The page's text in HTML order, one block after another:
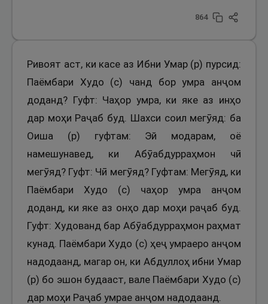
864
Ривоят аст, ки касе аз Ибни Умар (р) пурсид:
Паёмбари Худо (с) чанд бор умра анҷом
доданд? Гуфт: Чаҳор умра, ки яке аз инҳо
дар моҳи Раҷаб буд. Шахси соил мегӯяд: ба
Оиша (р) гуфтам: Эй модарам, оё
намешунавед, ки Абӯабдурраҳмон чӣ
мегӯяд? Гуфт: Чӣ мегӯяд? Гуфтам: Мегӯяд, ки
Паёмбари Худо (с) чаҳор умра анҷом
доданд, ки яке аз онҳо дар моҳи раҷаб буд.
Гуфт: Худованд бар Абӯабдурраҳмон раҳмат
кунад. Паёмбари Худо (с) ҳеҷ умраеро анҷом
надодаанд, магар он, ки Абдуллоҳ ибни Умар
(р) бо эшон будааст, вале Паёмбари Худо (с)
дар моҳи Раҷаб умрае анҷом надодаанд.